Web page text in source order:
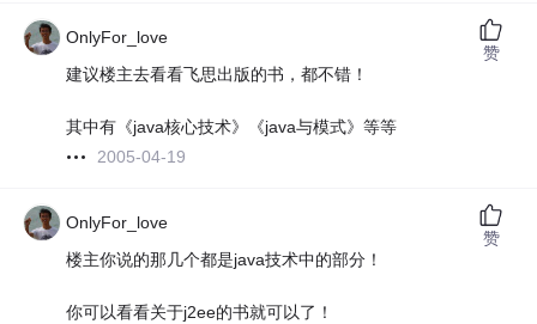
OnlyFor_love
建议楼主去看看飞思出版的书，都不错！
其中有《java核心技术》《java与模式》等等
2005-04-19
赞
OnlyFor_love
楼主你说的那几个都是java技术中的部分！
你可以看看关于j2ee的书就可以了！
赞